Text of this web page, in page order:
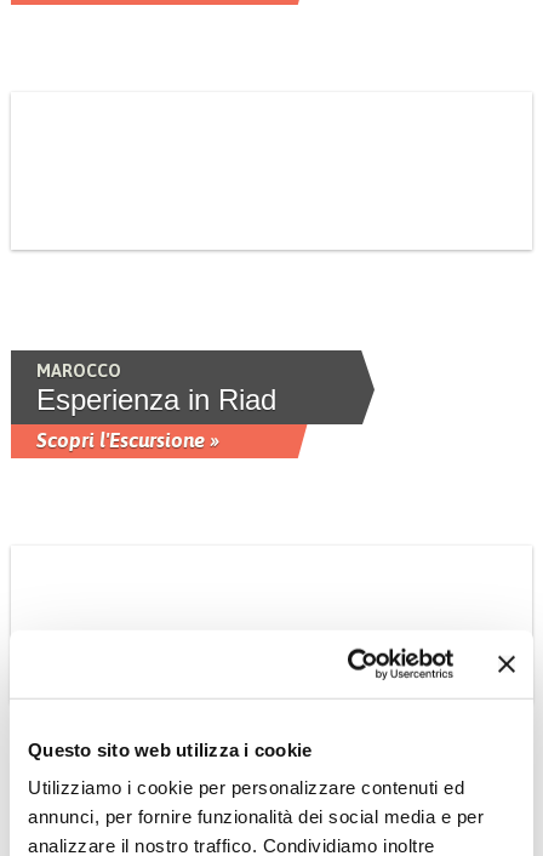
Questo sito web utilizza i cookie
Utilizziamo i cookie per personalizzare contenuti ed
annunci, per fornire funzionalità dei social media e per
analizzare il nostro traffico. Condividiamo inoltre
MAROCCO
Esperienza in Riad
Scopri l'Escursione »
MAROCCO